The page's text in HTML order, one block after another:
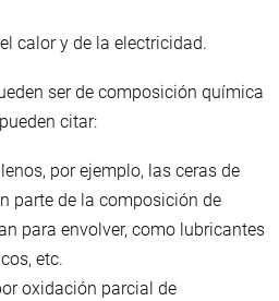
calor y de la electricidad.
ser de composición química
citar:
por ejemplo, las ceras de
parte de la composición de
para envolver, como lubricantes
etc.
oxidación parcial de